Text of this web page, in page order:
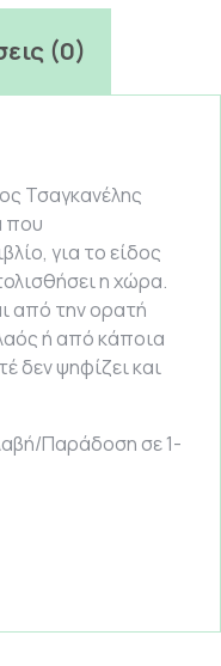
(0)
Τσαγκανέλης
που
για το είδος
η χώρα.
από την ορατή
ή από κάποια
δεν ψηφίζει και
Παράδοση σε 1-